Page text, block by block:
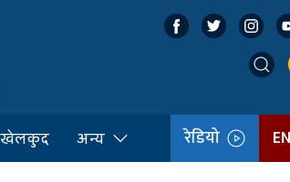
खेलकुद अन्य रेडियो